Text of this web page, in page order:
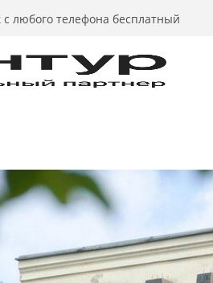
с любого телефона бесплатный